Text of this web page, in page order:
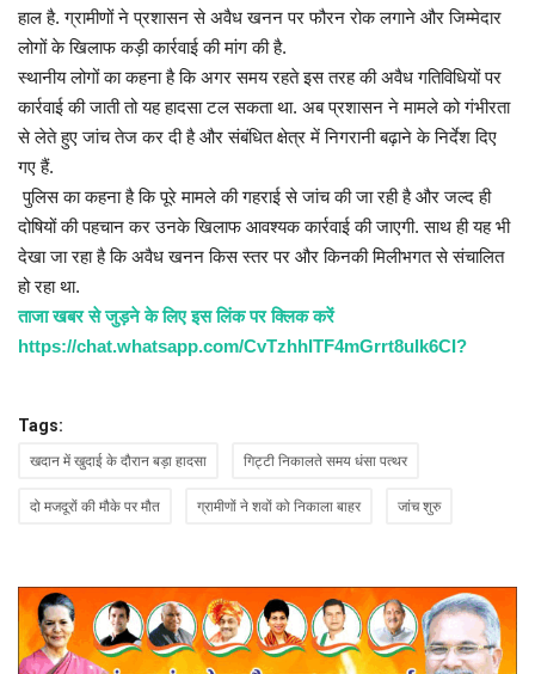
हाल है. ग्रामीणों ने प्रशासन से अवैध खनन पर फौरन रोक लगाने और जिम्मेदार
लोगों के खिलाफ कड़ी कार्रवाई की मांग की है.
स्थानीय लोगों का कहना है कि अगर समय रहते इस तरह की अवैध गतिविधियों पर
कार्रवाई की जाती तो यह हादसा टल सकता था. अब प्रशासन ने मामले को गंभीरता
से लेते हुए जांच तेज कर दी है और संबंधित क्षेत्र में निगरानी बढ़ाने के निर्देश दिए
गए हैं.
पुलिस का कहना है कि पूरे मामले की गहराई से जांच की जा रही है और जल्द ही
दोषियों की पहचान कर उनके खिलाफ आवश्यक कार्रवाई की जाएगी. साथ ही यह भी
देखा जा रहा है कि अवैध खनन किस स्तर पर और किनकी मिलीभगत से संचालित
हो रहा था.
ताजा खबर से जुड़ने के लिए इस लिंक पर क्लिक करें
https://chat.whatsapp.com/CvTzhhITF4mGrrt8ulk6CI?
Tags:
खदान में खुदाई के दौरान बड़ा हादसा गिट्टी निकालते समय धंसा पत्थर
दो मजदूरों की मौके पर मौत ग्रामीणों ने शवों को निकाला बाहर जांच शुरु